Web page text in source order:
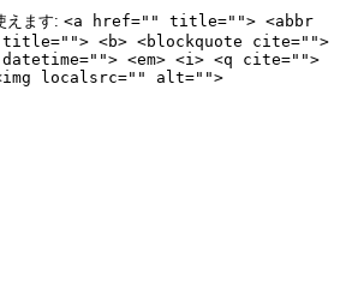
えます: <a href="" title=""> <abbr
<b> <blockquote cite="">
<em> <i> <q cite="">
localsrc="" alt="">